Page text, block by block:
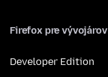
Firefox pre vývojárov
Developer Edition